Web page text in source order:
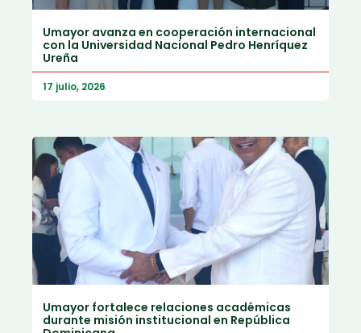
Umayor avanza en cooperación internacional
con la Universidad Nacional Pedro Henríquez
Ureña
17 julio, 2026
Umayor fortalece relaciones académicas
durante misión institucional en República